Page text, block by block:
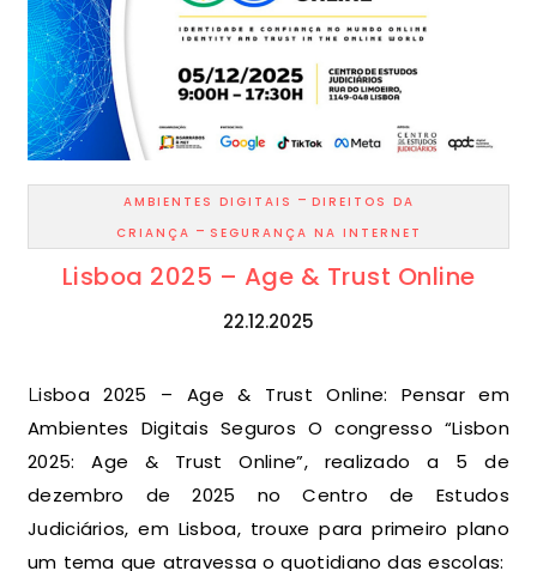
AMBIENTES DIGITAIS - DIREITOS DA
CRIANÇA - SEGURANÇA NA INTERNET
Lisboa 2025 – Age & Trust Online
22.12.2025
Lisboa 2025 – Age & Trust Online: Pensar em
Ambientes Digitais Seguros O congresso “Lisbon
2025: Age & Trust Online”, realizado a 5 de
dezembro de 2025 no Centro de Estudos
Judiciários, em Lisboa, trouxe para primeiro plano
um tema que atravessa o quotidiano das escolas: